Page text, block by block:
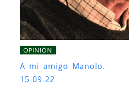
OPINIÓN
A mi amigo Manolo.
15-09-22